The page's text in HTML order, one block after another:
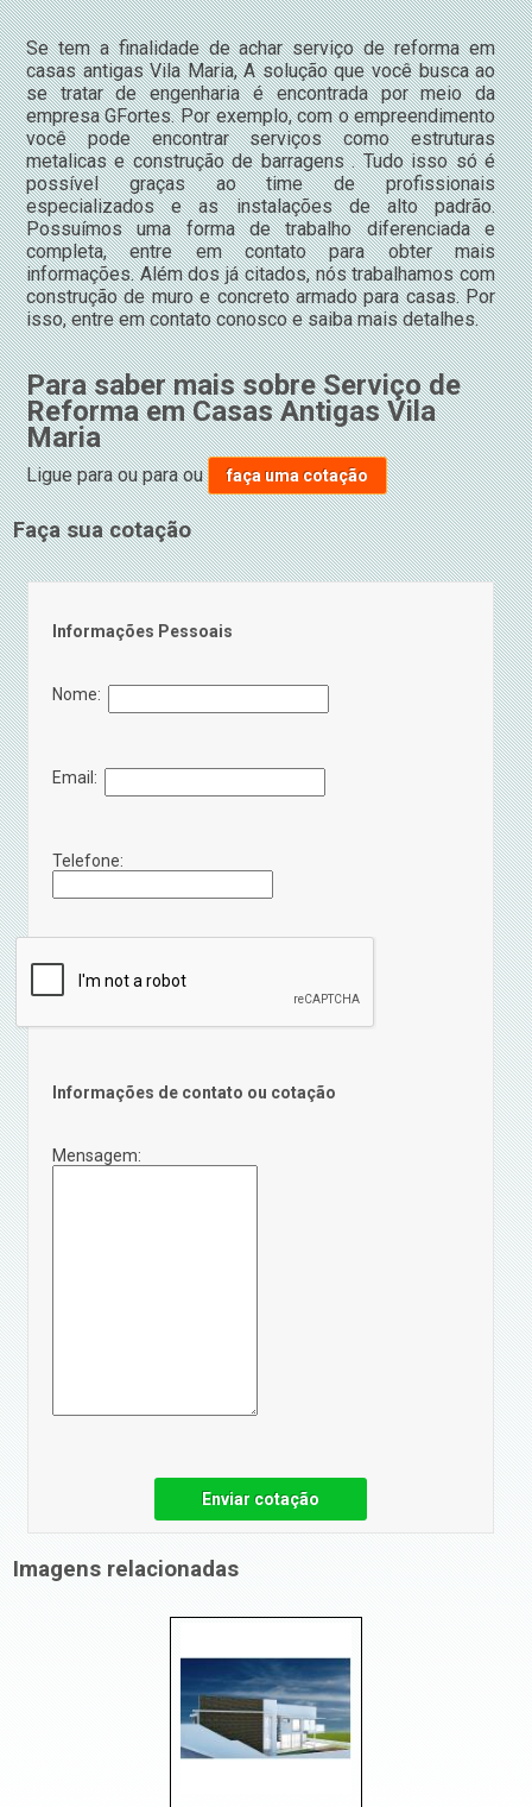
Se tem a finalidade de achar serviço de reforma em
casas antigas Vila Maria, A solução que você busca ao
se tratar de engenharia é encontrada por meio da
empresa GFortes. Por exemplo, com o empreendimento
você pode encontrar serviços como estruturas
metalicas e construção de barragens . Tudo isso só é
possível graças ao time de profissionais
especializados e as instalações de alto padrão.
Possuímos uma forma de trabalho diferenciada e
completa, entre em contato para obter mais
informações. Além dos já citados, nós trabalhamos com
construção de muro e concreto armado para casas. Por
isso, entre em contato conosco e saiba mais detalhes.
Para saber mais sobre Serviço de
Reforma em Casas Antigas Vila
Maria
Ligue paraou paraou faça uma cotação
Faça sua cotação
Informações Pessoais
Nome:
Email:
Telefone:
Informações de contato ou cotação
Mensagem:
Enviar cotação
Imagens relacionadas